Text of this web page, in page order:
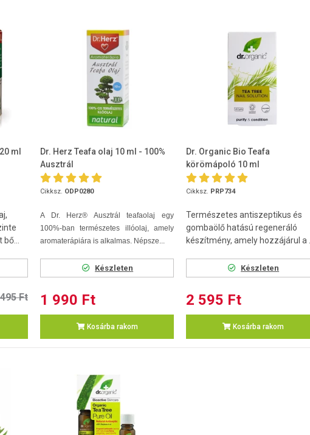
ml
Ft
Dr. Herz Teafa olaj 10 ml - 100%
Ausztrál
Cikksz. ODP0280
A Dr. Herz® Ausztrál teafaolaj egy
100%-ban természetes illóolaj, amely
aromaterápiára is alkalmas. Népsze...
Készleten
1 990 Ft
Kosárba rakom
Dr. Organic Bio Teafa
körömápoló 10 ml
Cikksz. PRP734
Természetes antiszeptikus és
gombaölő hatású regeneráló
készítmény, amely hozzájárul a ...
Készleten
2 595 Ft
Kosárba rakom